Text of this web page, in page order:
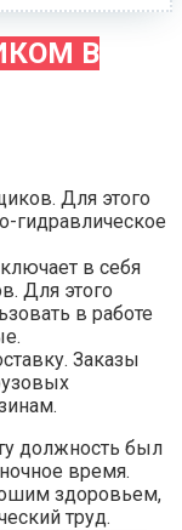
В
Для этого
гидравлическое
в себя
Для этого
в работе
Заказы
должность был
время.
здоровьем,
труд.